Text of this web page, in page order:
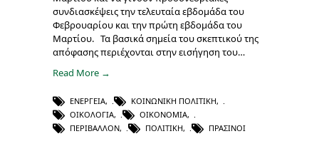
συνδιασκέψεις την τελευταία εβδομάδα του
Φεβρουαρίου και την πρώτη εβδομάδα του
Μαρτίου. Τα βασικά σημεία του σκεπτικού της
απόφασης περιέχονται στην εισήγηση του…
Read More →
ΕΝΈΡΓΕΙΑ, ΚΟΙΝΩΝΙΚΉ ΠΟΛΙΤΙΚΉ,
ΟΙΚΟΛΟΓΊΑ, ΟΙΚΟΝΟΜΊΑ,
ΠΕΡΙΒΆΛΛΟΝ, ΠΟΛΙΤΙΚΉ, ΠΡΆΣΙΝΟΙ